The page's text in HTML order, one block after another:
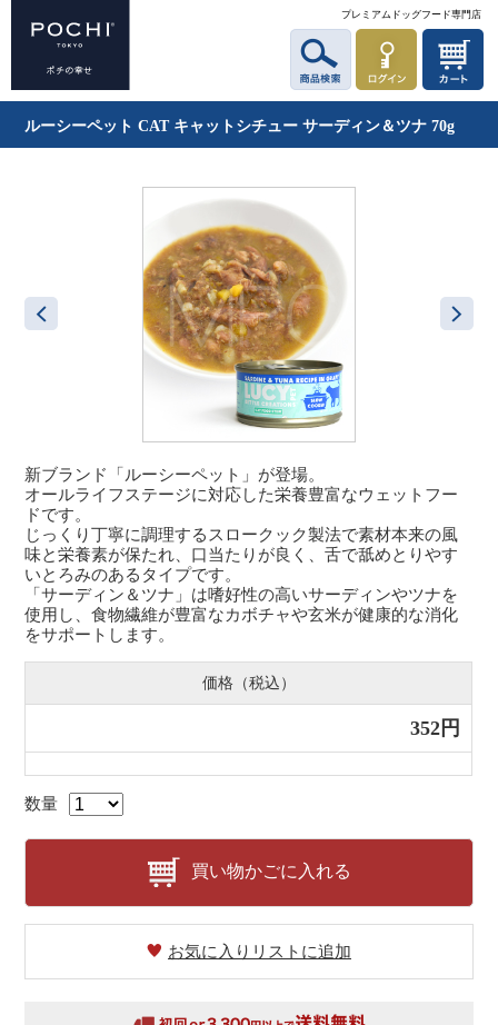
プレミアムドッグフード専門店
ルーシーペット CAT キャットシチュー サーディン＆ツナ 70g
新ブランド「ルーシーペット」が登場。
オールライフステージに対応した栄養豊富なウェットフー
ドです。
じっくり丁寧に調理するスロークック製法で素材本来の風
味と栄養素が保たれ、口当たりが良く、舌で舐めとりやす
いとろみのあるタイプです。
「サーディン＆ツナ」は嗜好性の高いサーディンやツナを
使用し、食物繊維が豊富なカボチャや玄米が健康的な消化
をサポートします。
価格（税込）
352円
数量
買い物かごに入れる
お気に入りリストに追加